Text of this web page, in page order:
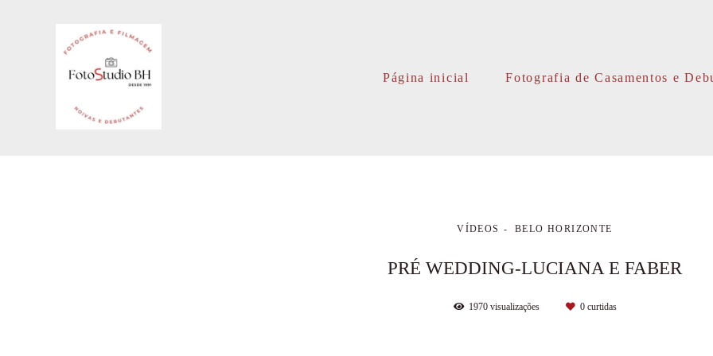
Página inicial Fotografia de Casamentos e
VÍDEOS BELO HORIZONTE
PRÉ WEDDING-LUCIANA E FABER
1970visualizações 0curtidas